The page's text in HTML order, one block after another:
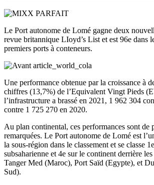
Le Port autonome de Lomé gagne deux
revue britannique LIoyd’s List et est 96e dans
premiers ports à conteneurs.
Une performance obtenue par la croissance à
chiffres (13,7%) de l’Equivalent Vingt Pieds (
l’infrastructure a brassé en 2021, 1 962 304
contre 1 725 270 en 2020.
Au plan continental, ces performances sont de
remarquées. Le Port autonome de Lomé est
la sous-région dans le classement et se classe
subsaharienne et 4e sur le continent derrière
TangerMed (Maroc), Port Saïd (Egypte), et
Sud).